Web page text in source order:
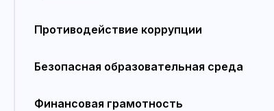
Противодействие коррупции
Безопасная образовательная среда
Финансовая грамотность